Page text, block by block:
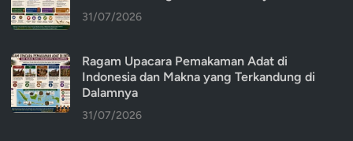
31/07/2026
Ragam Upacara Pemakaman Adat di
Indonesia dan Makna yang Terkandung di
Dalamnya
31/07/2026